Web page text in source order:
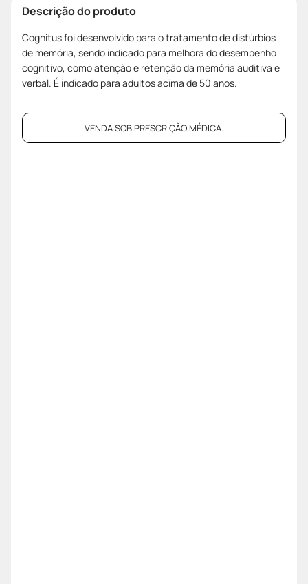
Descrição do produto
Cognitus foi desenvolvido para o tratamento de distúrbios
de memória, sendo indicado para melhora do desempenho
cognitivo, como atenção e retenção da memória auditiva e
verbal. É indicado para adultos acima de 50 anos.
VENDA SOB PRESCRIÇÃO MÉDICA.